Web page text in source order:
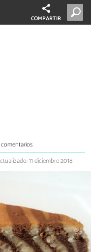
COMPARTIR
comentarios
11 diciembre 2018